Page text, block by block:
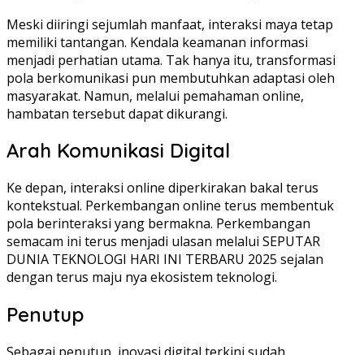
Meski diiringi sejumlah manfaat, interaksi maya tetap
memiliki tantangan. Kendala keamanan informasi
menjadi perhatian utama. Tak hanya itu, transformasi
pola berkomunikasi pun membutuhkan adaptasi oleh
masyarakat. Namun, melalui pemahaman online,
hambatan tersebut dapat dikurangi.
Arah Komunikasi Digital
Ke depan, interaksi online diperkirakan bakal terus
kontekstual. Perkembangan online terus membentuk
pola berinteraksi yang bermakna. Perkembangan
semacam ini terus menjadi ulasan melalui SEPUTAR
DUNIA TEKNOLOGI HARI INI TERBARU 2025 sejalan
dengan terus maju nya ekosistem teknologi.
Penutup